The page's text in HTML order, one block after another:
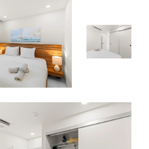
des restaurants réputés,
bars animés, boutiques et de la vie
comme Mullet Bay et Maho
10 minutes en voiture.
Princess Juliana à moins de
pour un accès facile et pratique.
B-237 ?
237 combine confort, commodité et
cadre élégant.
profiter d’aventures sur l’île ou
détendre sous le soleil des Caraïbes,
promet un séjour agréable et